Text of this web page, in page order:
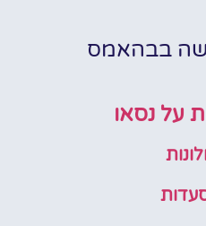
בבהאמס
על נסאו